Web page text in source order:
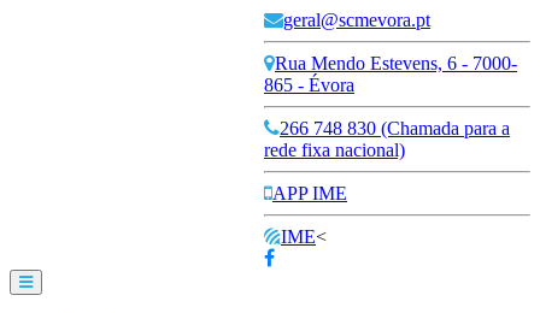
geral@scmevora.pt
Rua Mendo Estevens, 6 - 7000-
865 - Évora
266 748 830 (Chamada para a
rede fixa nacional)
APP IME
IME<